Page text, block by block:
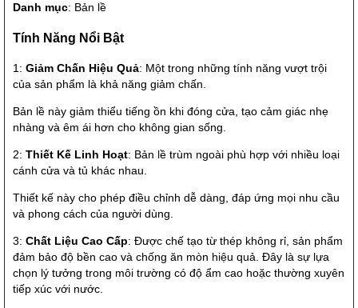
Danh mục: Bản lề
Tính Năng Nổi Bật
1: Giảm Chấn Hiệu Quả: Một trong những tính năng vượt trội
của sản phẩm là khả năng giảm chấn.
Bản lề này giảm thiểu tiếng ồn khi đóng cửa, tạo cảm giác nhẹ
nhàng và êm ái hơn cho không gian sống.
2: Thiết Kế Linh Hoạt: Bản lề trùm ngoài phù hợp với nhiều loại
cánh cửa và tủ khác nhau.
Thiết kế này cho phép điều chỉnh dễ dàng, đáp ứng mọi nhu cầu
và phong cách của người dùng.
3: Chất Liệu Cao Cấp: Được chế tạo từ thép không rỉ, sản phẩm
đảm bảo độ bền cao và chống ăn mòn hiệu quả. Đây là sự lựa
chọn lý tưởng trong môi trường có độ ẩm cao hoặc thường xuyên
tiếp xúc với nước.